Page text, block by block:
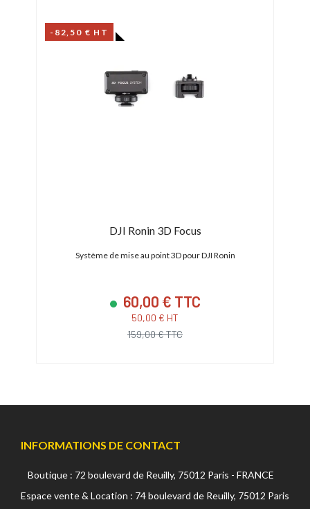
-82,50 € HT
DJI Ronin 3D Focus
Système de mise au point 3D pour DJI Ronin
60,00 € TTC
50,00 € HT
159,00 € TTC
INFORMATIONS DE CONTACT
Boutique : 72 boulevard de Reuilly, 75012 Paris - FRANCE
Espace vente & Location : 74 boulevard de Reuilly, 75012 Paris